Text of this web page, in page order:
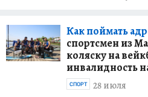
Как поймать
спортсмен из
коляску на
инвалидность
28 июля
СПОРТ